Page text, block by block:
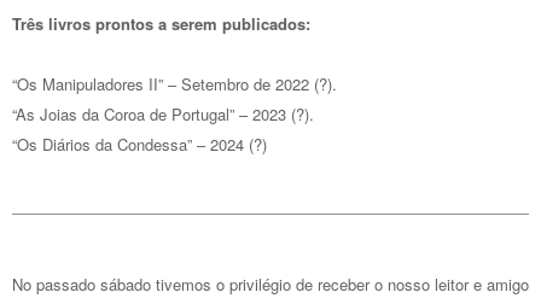
Três livros prontos a serem publicados:
“Os Manipuladores II” – Setembro de 2022 (?).
“As Joias da Coroa de Portugal” – 2023 (?).
“Os Diários da Condessa” – 2024 (?)
No passado sábado tivemos o privilégio de receber o nosso leitor e amigo